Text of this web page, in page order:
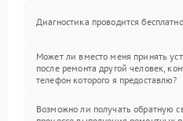
Диагностика проводится
Может ли вместо меня принять
после ремонта другой человек,
телефон которого я предоставлю?
Возможно ли получать обратную